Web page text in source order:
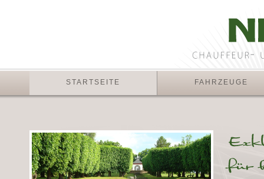
STARTSEITE FAHRZEUGE